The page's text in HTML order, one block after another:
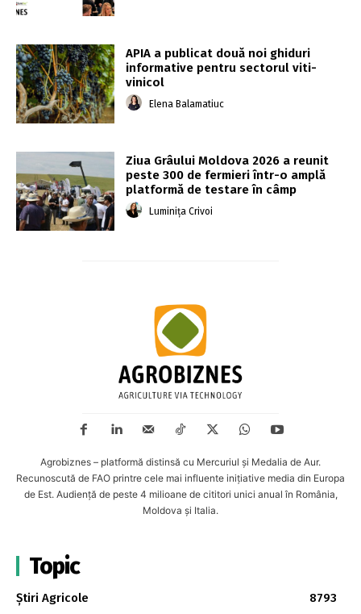
APIA a publicat două noi ghiduri
informative pentru sectorul viti-
vinicol
Elena Balamatiuc
Ziua Grâului Moldova 2026 a reunit
peste 300 de fermieri într-o amplă
platformă de testare în câmp
Luminița Crivoi
Agrobiznes – platformă distinsă cu Mercuriul și Medalia de Aur.
Recunoscută de FAO printre cele mai influente inițiative media din Europa
de Est. Audiență de peste 4 milioane de cititori unici anual în România,
Moldova și Italia.
Topic
Știri Agricole
8793